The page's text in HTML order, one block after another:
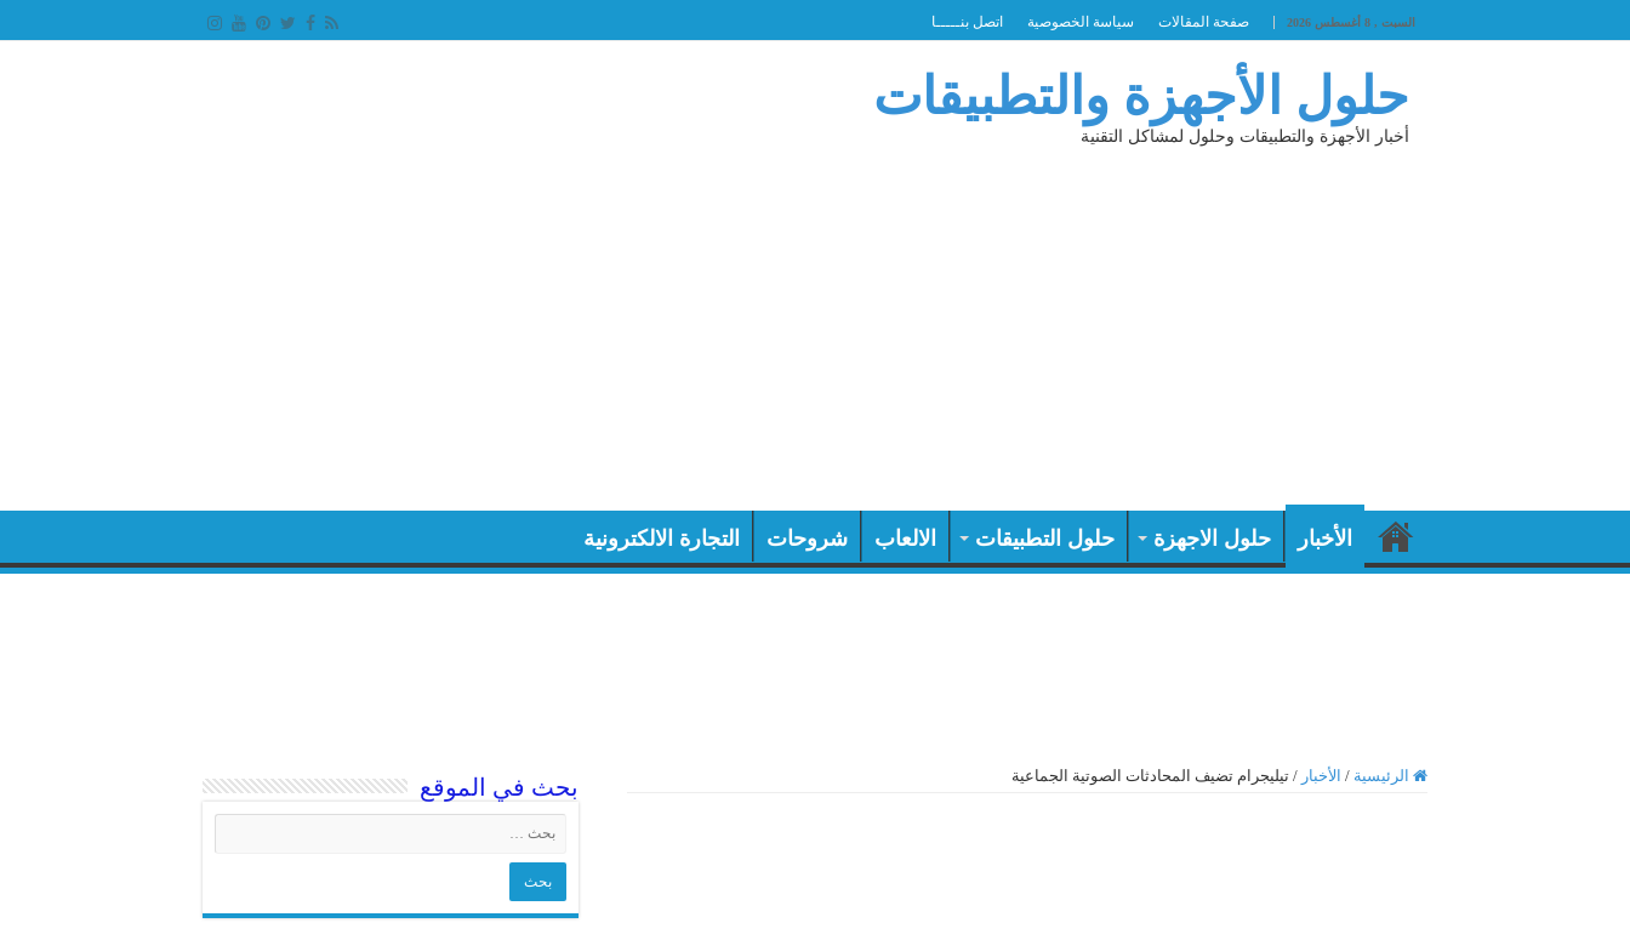
السبت , 8 أغسطس 2026 صفحة المقالات سياسة الخصوصية اتصل بنـــــا
حلول الأجهزة والتطبيقات
أخبار الأجهزة والتطبيقات وحلول لمشاكل التقنية
الأخبار حلول الاجهزة حلول التطبيقات الالعاب شروحات التجارة الالكترونية
الرئيسية / الأخبار / تيليجرام تضيف المحادثات الصوتية الجماعية بحث في الموقع